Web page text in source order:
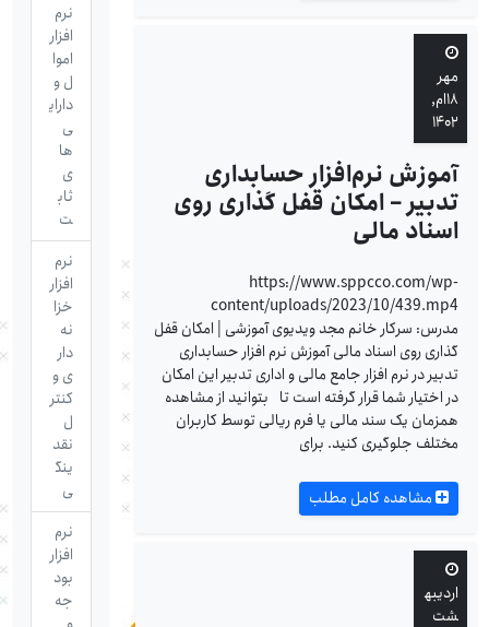
مهر
۱۸ام,
۱۴۰۲
آموزش نرم‌افزار حسابداری
تدبیر – امکان قفل گذاری روی
اسناد مالی
https://www.sppcco.com/wp-
content/uploads/2023/10/439.mp4
مدرس: سرکار خانم مجد ویدیوی آموزشی | امکان قفل
گذاری روی اسناد مالی آموزش نرم افزار حسابداری
تدبیر در نرم افزار جامع مالی و اداری تدبیر این امکان
در اختیار شما قرار گرفته است تا بتوانید از مشاهده
همزمان یک سند مالی یا فرم ریالی توسط کاربران
مختلف جلوگیری کنید. برای
مشاهده کامل مطلب
اردیبه
شت
نرم
افزار
اموا
ل و
دارای
ی
ها
ی
ثاب
ت
نرم
افزار
خزا
نه
دار
ی و
کنتر
نقد
ینگ
ی
نرم
افزار
بود
جه